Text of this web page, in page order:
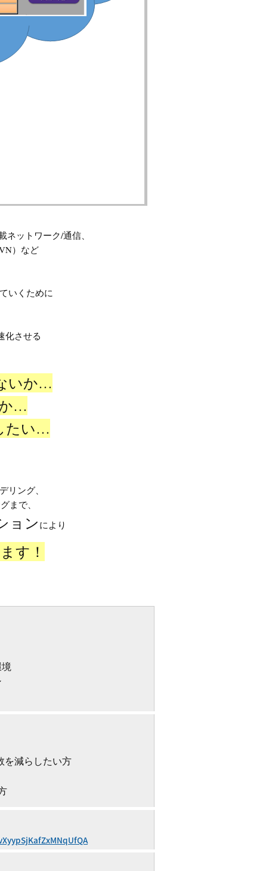
ットワーク/通信、
）など
いくために
化させる
いか…
…
たい…
リング、
まで、
ョン により
す ！
を減らしたい方